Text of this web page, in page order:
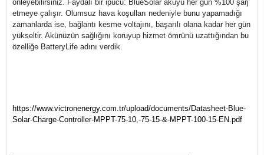
önleyebilirsiniz. Faydalı bir ipucu: BlueSolar aküyü her gün %100 şarj
etmeye çalışır. Olumsuz hava koşulları nedeniyle bunu yapamadığı
zamanlarda ise, bağlantı kesme voltajını, başarılı olana kadar her gün
yükseltir. Akünüzün sağlığını koruyup hizmet ömrünü uzattığından bu
özelliğe BatteryLife adını verdik.
https://www.victronenergy.com.tr/upload/documents/Datasheet-Blue-
Solar-Charge-Controller-MPPT-75-10,-75-15-&-MPPT-100-15-EN.pdf